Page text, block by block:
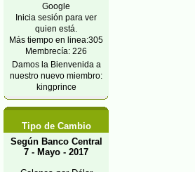
Google
Inicia sesión para ver
quien está.
Más tiempo en linea:305
Membrecía: 226
Damos la Bienvenida a
nuestro nuevo miembro:
kingprince
Tipo de Cambio
Según Banco Central
7 - Mayo - 2017